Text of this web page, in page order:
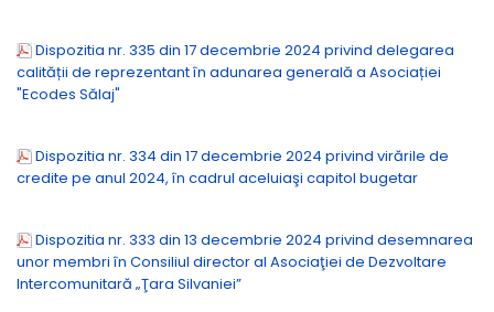
Dispozitia nr. 335 din 17 decembrie 2024 privind delegarea
calității de reprezentant în adunarea generală a Asociației
"Ecodes Sălaj"
Dispozitia nr. 334 din 17 decembrie 2024 privind virările de
credite pe anul 2024, în cadrul aceluiaşi capitol bugetar
Dispozitia nr. 333 din 13 decembrie 2024 privind desemnarea
unor membri în Consiliul director al Asociaţiei de Dezvoltare
Intercomunitară „Ţara Silvaniei”